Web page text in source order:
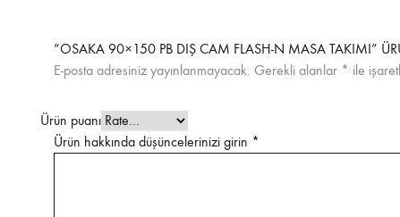
“OSAKA 90×150 PB DIŞ CAM FLASH-N MASA TAKIMI”
E-posta adresiniz yayınlanmayacak. Gerekli alanlar * ile
Ürün puanı
Ürün hakkında düşüncelerinizi girin *